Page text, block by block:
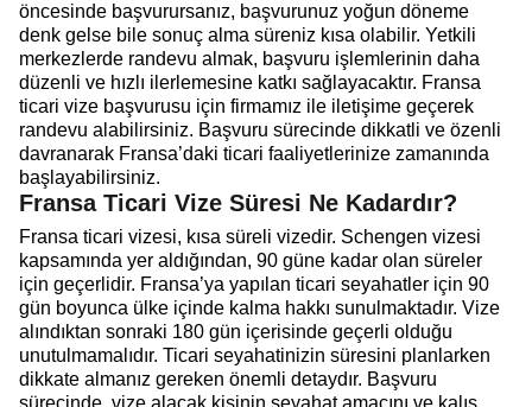
öncesinde başvurursanız, başvurunuz yoğun döneme
denk gelse bile sonuç alma süreniz kısa olabilir. Yetkili
merkezlerde randevu almak, başvuru işlemlerinin daha
düzenli ve hızlı ilerlemesine katkı sağlayacaktır. Fransa
ticari vize başvurusu için firmamız ile iletişime geçerek
randevu alabilirsiniz. Başvuru sürecinde dikkatli ve özenli
davranarak Fransa’daki ticari faaliyetlerinize zamanında
başlayabilirsiniz.
Fransa Ticari Vize Süresi Ne Kadardır?
Fransa ticari vizesi, kısa süreli vizedir. Schengen vizesi
kapsamında yer aldığından, 90 güne kadar olan süreler
için geçerlidir. Fransa’ya yapılan ticari seyahatler için 90
gün boyunca ülke içinde kalma hakkı sunulmaktadır. Vize
alındıktan sonraki 180 gün içerisinde geçerli olduğu
unutulmamalıdır. Ticari seyahatinizin süresini planlarken
dikkate almanız gereken önemli detaydır. Başvuru
sürecinde, vize alacak kişinin seyahat amacını ve kalış